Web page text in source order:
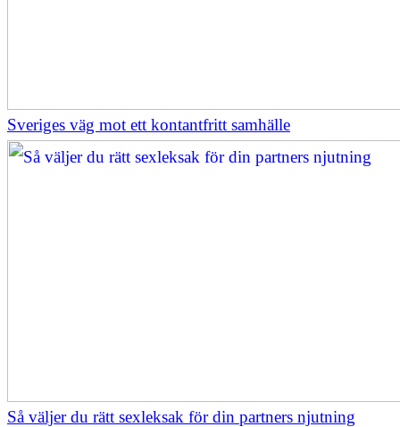
Sveriges väg mot ett kontantfritt samhälle
Så väljer du rätt sexleksak för din partners njutning